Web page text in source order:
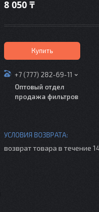
8 050 ₸
Купить
+7 (777) 282-69-11
Оптовый отдел
продажа фильтров
возврат товара в течение